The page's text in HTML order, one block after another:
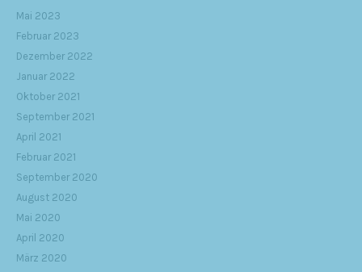
Mai 2023
Februar 2023
Dezember 2022
Januar 2022
Oktober 2021
September 2021
April 2021
Februar 2021
September 2020
August 2020
Mai 2020
April 2020
März 2020